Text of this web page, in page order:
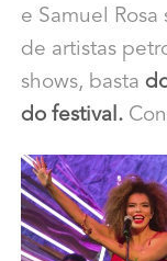
e Samuel
de artistas
shows, basta
do festival.